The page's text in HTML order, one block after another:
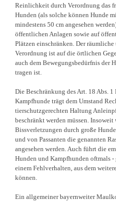
Reinlichkeit durch Verordnung das
Hunden (als solche können Hunde
mindestens 50 cm angesehen
öffentlichen Anlagen sowie auf
Plätzen einschränken. Der
Verordnung ist auf die örtlichen
auch dem Bewegungsbedürfnis der
tragen ist.
Die Beschränkung des Art. 18 Abs.
Kampfhunde trägt dem Umstand
tierschutzgerechten Haltung
beschränkt werden müssen.
Bissverletzungen durch große
und von Passanten die genannten
angesehen werden. Auch führt die
Hunden und Kampfhunden oftmals -
einem Fehlverhalten, aus dem
können.
Ein allgemeiner bayernweiter